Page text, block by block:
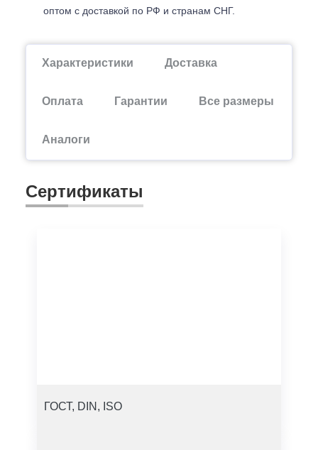
оптом с доставкой по РФ и странам СНГ.
Характеристики Доставка
Оплата Гарантии Все размеры
Аналоги
Сертификаты
ГОСТ, DIN, ISO